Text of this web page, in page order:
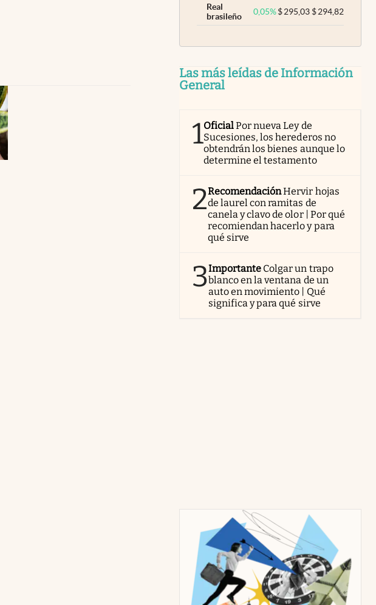
Real
brasileño
0,05% $295,03 $294,82
Las más leídas de Información
General
1OficialPor nueva Ley de
Sucesiones, los herederos no
obtendrán los bienes aunque lo
determine el testamento
2RecomendaciónHervir hojas
de laurel con ramitas de
canela y clavo de olor | Por qué
recomiendan hacerlo y para
qué sirve
3Importante Colgar un trapo
blanco en la ventana de un
auto en movimiento | Qué
significa y para qué sirve